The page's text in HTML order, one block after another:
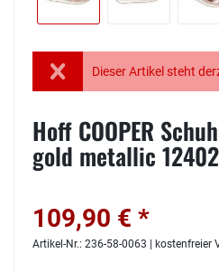
Dieser Artikel steht
Hoff COOPER
gold metallic
109,90 € *
Artikel-Nr.: 236-58-0063 | kostenfreier